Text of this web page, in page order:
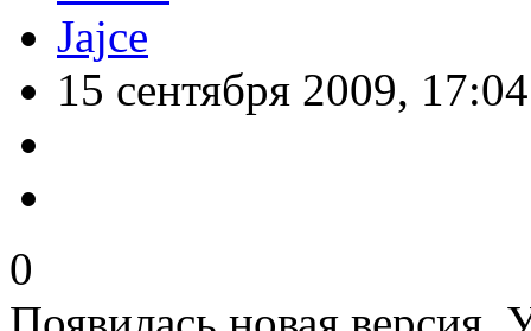
Jajce
15 сентября 2009, 17:04
0